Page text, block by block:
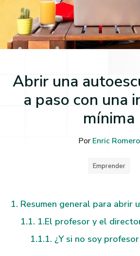
Abrir una
a paso con una
mínima
Por Enric Romero
Emprender
Resumen general para abrir
1.El profesor y el
¿Y si no soy